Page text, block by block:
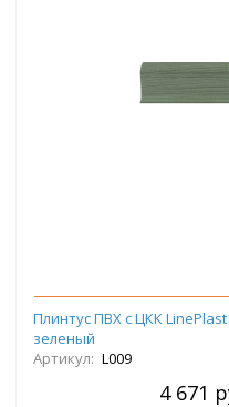
Плинтус ПВХ с ЦКК
зеленый
Артикул: L009
4 671